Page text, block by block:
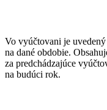
Vo vyúčtovani je
na dané obdobie.
za predchádzajúce
na budúci rok.